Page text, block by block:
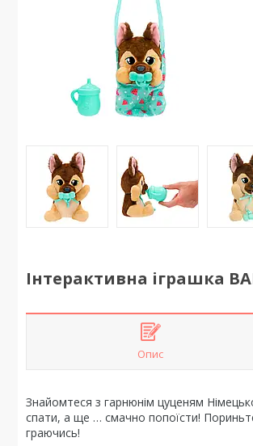
Інтерактивна іграшка
Опис
Знайомтеся з гарнюнім цуценям
спати, а ще … смачно попоїсти!
граючись!